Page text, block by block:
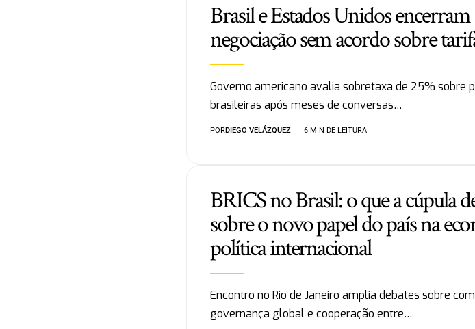
Brasil e Estados Unidos
negociação sem acordo sobre
Governo americano avalia sobretaxa de 25% sobre
brasileiras após meses de conversas…
PORDIEGO VELÁZQUEZ 6 MIN DE LEITURA
BRICS no Brasil: o que a cúpula
sobre o novo papel do país na
política internacional
Encontro no Rio de Janeiro amplia debates sobre
governança global e cooperação entre…